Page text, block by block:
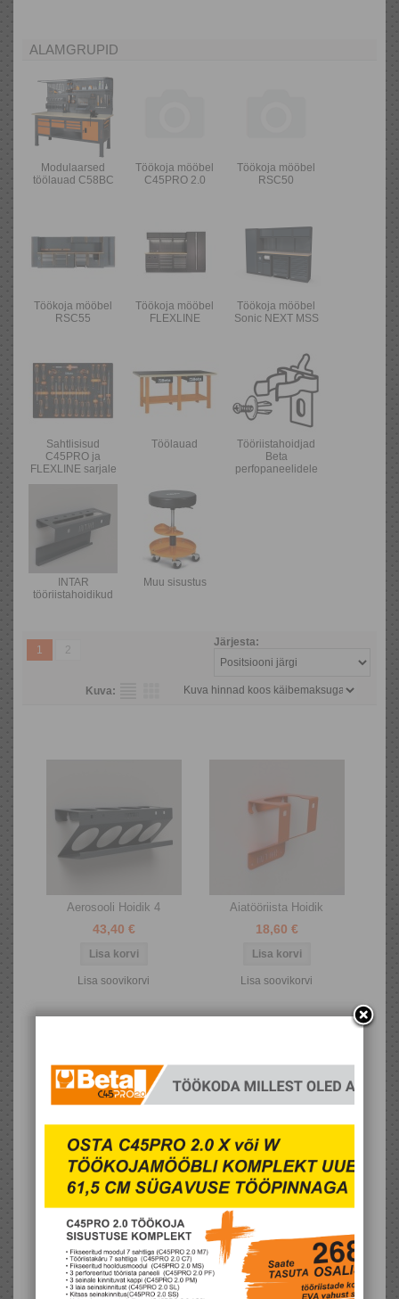
ALAMGRUPID
Modulaarsed
töölauad C58BC
Töökoja mööbel
C45PRO 2.0
Töökoja mööbel
RSC50
Töökoja mööbel
RSC55
Töökoja mööbel
FLEXLINE
Töökoja mööbel
Sonic NEXT MSS
Sahtlisisud
C45PRO ja
FLEXLINE sarjale
Töölauad
Tööriistahoidjad
Beta
perfopaneelidele
INTAR
tööriistahoidikud
Muu sisustus
1 2
Järjesta:
Kuva:
Aerosooli Hoidik 4
43,40 €
Lisa soovikorvi
Aiatööriista Hoidik
18,60 €
Lisa soovikorvi
Aku Hoidik – 18v Makita
Perfole
Lisa soovikorvi
Aku Hoidik – 18v Makita
Seinale
Lisa soovikorvi